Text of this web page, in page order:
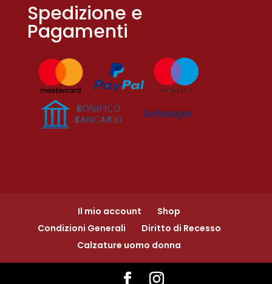
Spedizione e
Pagamenti
Il mio account
Shop
Condizioni Generali
Diritto di Recesso
Calzature uomo donna